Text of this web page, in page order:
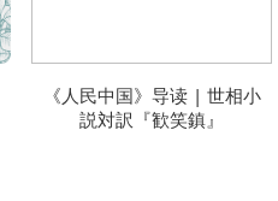
《人民中国》导读 | 世相小
説対訳『歓笑鎮』